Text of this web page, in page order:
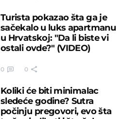
Turista pokazao šta ga je
sačekalo u luks apartmanu
u Hrvatskoj: "Da li biste vi
ostali ovde?" (VIDEO)
0 0
Koliki će biti minimalac
sledeće godine? Sutra
počinju pregovori, evo šta